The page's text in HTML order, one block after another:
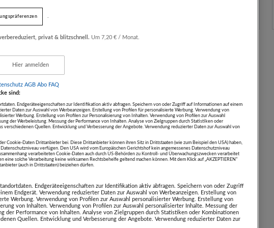
€ 100,00
€ 200,00
22 kW
€ 1.800,00
Spelsberg E-Bike-
Ladestation BCS Pure
statt€ 2.000,00
privat & blitzschnell. Um 7,20 € / Monat.
Hier anmelden
AGB Abo FAQ
sind:
Endgeräteeigenschaften zur Identifikation aktiv abfragen. Speichern von oder Zugriff auf Informationen auf einem
Daten zur Auswahl von Werbeanzeigen. Erstellung von Profilen für personalisierte Werbung. Verwendung von
Werbung. Erstellung von Profilen zur Personalisierung von Inhalten. Verwendung von Profilen zur Auswahl
der Werbeleistung. Messung der Performance von Inhalten. Analyse von Zielgruppen durch Statistiken oder
verschiedenen Quellen. Entwicklung und Verbesserung der Angebote. Verwendung reduzierter Daten zur Auswahl von
Cookie-Daten Drittanbieter bei. Diese Drittanbieter können ihren Sitz in Drittstaaten (wie zum Beispiel den USA) haben,
verfügen. Den USA wird vom Europäischen Gerichtshof kein angemessenes Datenschutzniveau
verarbeiteten Cookie-Daten auch durch US-Behörden zu Kontroll- und Überwachungszwecken verarbeitet
eine solche Verarbeitung keine wirksamen Rechtsbehelfe geltend machen können. Mit dem Klick auf „AKZEPTIEREN“
(auch in Drittstaaten) beiziehen dürfen.
Endgeräteeigenschaften zur Identifikation aktiv abfragen. Speichern von oder Zugriff
Endgerät. Verwendung reduzierter Daten zur Auswahl von Werbeanzeigen. Erstellung von
Werbung. Verwendung von Profilen zur Auswahl personalisierter Werbung. Erstellung von
von Inhalten. Verwendung von Profilen zur Auswahl personalisierter Inhalte. Messung der
der Performance von Inhalten. Analyse von Zielgruppen durch Statistiken oder Kombinationen
Quellen. Entwicklung und Verbesserung der Angebote. Verwendung reduzierter Daten zur